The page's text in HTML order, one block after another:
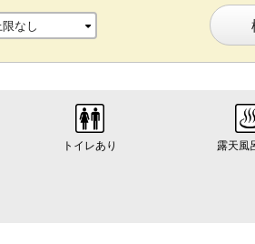
トイレあり 露天風